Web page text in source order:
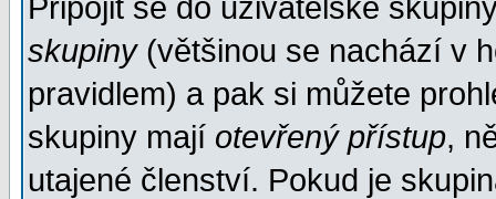
Připojit se do uživatelské
skupiny(většinou se nachází v
pravidlem) a pak si můžete
skupiny mají otevřený přístup,
utajené členství. Pokud je